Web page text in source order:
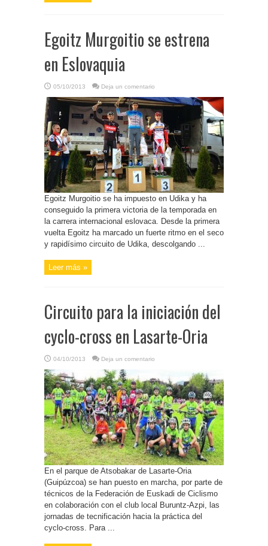
Egoitz Murgoitio se estrena
en Eslovaquia
05/10/2013 Deja un comentario
Egoitz Murgoitio se ha impuesto en Udika y ha
conseguido la primera victoria de la temporada en
la carrera internacional eslovaca. Desde la primera
vuelta Egoitz ha marcado un fuerte ritmo en el seco
y rapidísimo circuito de Udika, descolgando ...
Leer más »
Circuito para la iniciación del
cyclo-cross en Lasarte-Oria
04/10/2013 Deja un comentario
En el parque de Atsobakar de Lasarte-Oria
(Guipúzcoa) se han puesto en marcha, por parte de
técnicos de la Federación de Euskadi de Ciclismo
en colaboración con el club local Buruntz-Azpi, las
jornadas de tecnificación hacia la práctica del
cyclo-cross. Para ...